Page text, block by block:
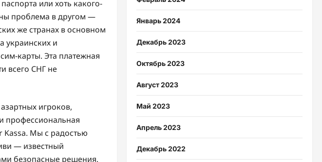
или хоть какого-
проблема в другом —
же странах в основном
украинских и
карты. Эта платежная
всего СНГ не
игроков,
профессиональная
Мы с радостью
— известный
безопасные решения,
Январь 2024
Декабрь 2023
Октябрь 2023
Август 2023
Май 2023
Апрель 2023
Декабрь 2022